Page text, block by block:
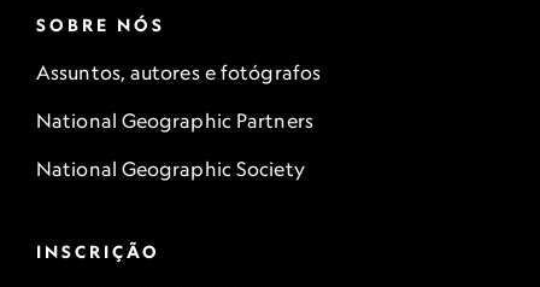
SOBRE NÓS
Assuntos, autores e fotógrafos
National Geographic Partners
National Geographic Society
INSCRIÇÃO